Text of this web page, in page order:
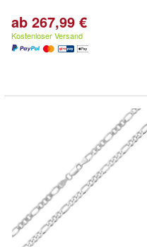
ab 267,99 €
Kostenloser Versand